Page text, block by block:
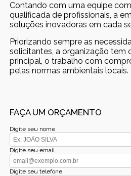
Contando com uma equipe
qualificada de profissionais, a
soluções inovadoras em cada
Priorizando sempre as
solicitantes, a organização tem
principal, o trabalho com
pelas normas ambientais
FAÇA UM ORÇAMENTO
Digite seu nome
Digite seu email
Digite seu telefone